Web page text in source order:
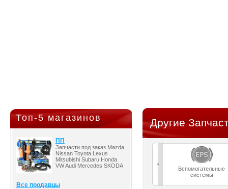
Топ-5 магазинов
ПП
Запчасти под заказ Mazda
Nissan Toyota Lexus
Mitsubishi Subaru Honda
VW Audi Mercedes SKODA
Все продавцы
Другие
Вспомогательные
системы